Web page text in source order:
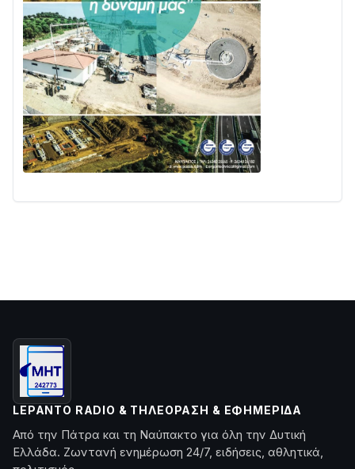
LEPANTO RADIO & ΤΗΛΕΌΡΑΣΗ & ΕΦΗΜΕΡΊΔΑ
Από την Πάτρα και τη Ναύπακτο για όλη την Δυτική
Ελλάδα. Ζωντανή ενημέρωση 24/7, ειδήσεις, αθλητικά,